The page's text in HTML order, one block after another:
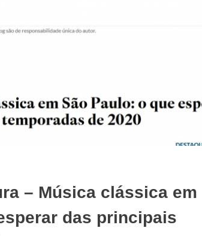
– Música clássica em
das principais